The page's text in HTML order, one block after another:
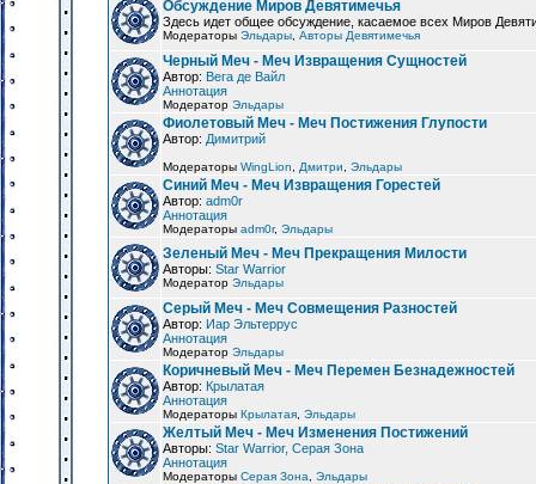
Обсуждение Миров Девятимечья
Здесь идет общее обсуждение, касаемое всех Миров
Модераторы Эльдары Авторы Девятимечья
Черный Меч - Меч Извращения Сущностей
Автор: Вега де Вайл
Аннотация
Модератор Эльдары
Фиолетовый Меч - Меч Постижения Глупости
Автор: Димитрий
Модераторы WingLion Дмитри Эльдары
Синий Меч - Меч Извращения Горестей
Автор: adm0r
Аннотация
Модераторы adm0r, Эльдары
Зеленый Меч - Меч Прекращения Милости
Авторы: Star Warrior
Модератор Эльдары
Серый Меч - Меч Совмещения Разностей
Автор: Иар Эльтеррус
Аннотация
Модератор Эльдары
Коричневый Меч - Меч Перемен Безнадежностей
Автор: Крылатая
Аннотация
Модераторы Крылатая Эльдары
Желтый Меч - Меч Изменения Постижений
Авторы: Star Warrior, Серая Зона
Аннотация
Модераторы Серая Зона Эльдары